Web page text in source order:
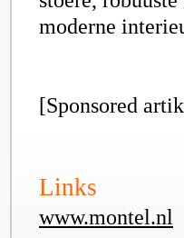
moderne
[Sponsored
Links
www.montel.nl